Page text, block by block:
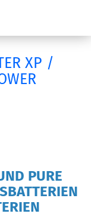
XP /
PURE